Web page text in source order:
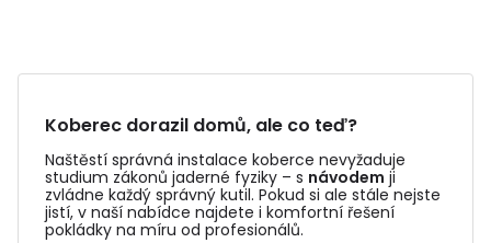
Koberec dorazil domů, ale co teď?
Naštěstí správná instalace koberce nevyžaduje
studium zákonů jaderné fyziky – s návodem ji
zvládne každý správný kutil. Pokud si ale stále nejste
jistí, v naší nabídce najdete i komfortní řešení
pokládky na míru od profesionálů.